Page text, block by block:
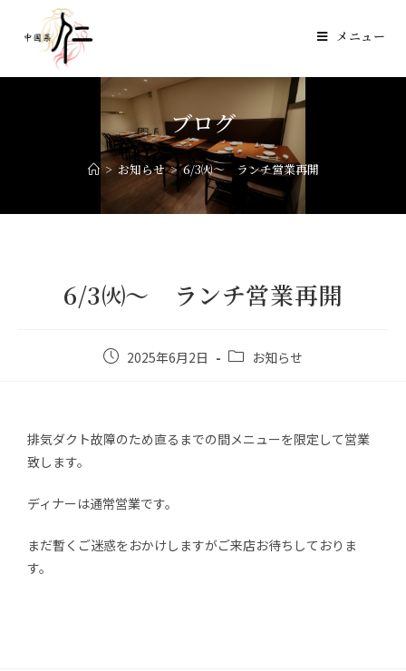
メニュー
ブログ
> お知らせ > 6/3㈫～ ランチ営業再開
6/3㈫～ ランチ営業再開
2025年6月2日 お知らせ
排気ダクト故障のため直るまでの間メニューを限定して営業
致します。
ディナーは通常営業です。
まだ暫くご迷惑をおかけしますがご来店お待ちしておりま
す。